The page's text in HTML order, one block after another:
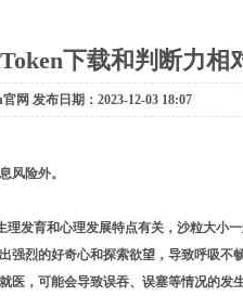
下载和判断力相
网 发布日期：2023-12-03 18:07
风险外。
发育和心理发展特点有关，沙粒大小
烈的好奇心和探索欲望，导致呼吸不
医，可能会导致误吞、误塞等情况的发